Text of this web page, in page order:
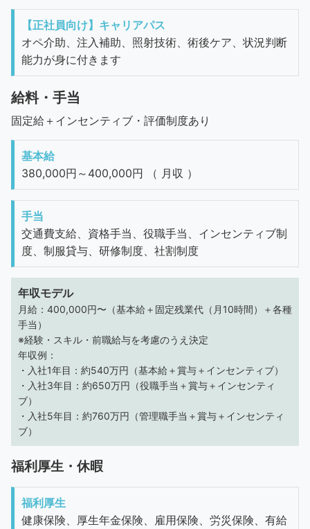
【正社員向け】キャリアパス
オペ介助、注入補助、照射技術、術後ケア、状況判断
能力が身に付きます
給料・手当
固定給＋インセンティブ・評価制度あり
基本給
380,000円～400,000円 （ 月収 ）
手当
交通費支給、資格手当、役職手当、インセンティブ制
度、制服貸与、研修制度、社割制度
年収モデル
月給：400,000円〜（基本給＋固定残業代（月10時間）＋各種
手当）
※経験・スキル・前職給与を考慮のうえ決定
年収例：
・入社1年目：約540万円（基本給＋賞与＋インセンティブ）
・入社3年目：約650万円（役職手当＋賞与＋インセンティ
ブ）
・入社5年目：約760万円（管理職手当＋賞与＋インセンティ
ブ）
福利厚生・休暇
福利厚生
健康保険、厚生年金保険、雇用保険、労災保険、有給